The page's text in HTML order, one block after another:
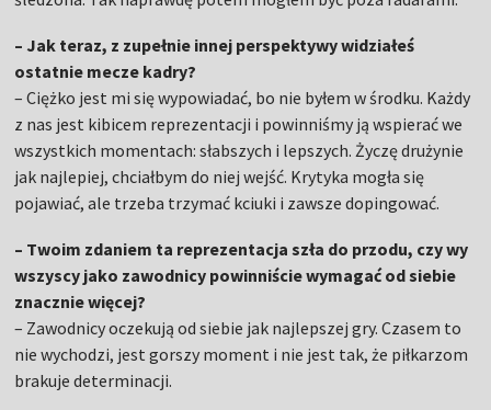
– Jak teraz, z zupełnie innej perspektywy widziałeś
ostatnie mecze kadry?
– Ciężko jest mi się wypowiadać, bo nie byłem w środku. Każdy
z nas jest kibicem reprezentacji i powinniśmy ją wspierać we
wszystkich momentach: słabszych i lepszych. Życzę drużynie
jak najlepiej, chciałbym do niej wejść. Krytyka mogła się
pojawiać, ale trzeba trzymać kciuki i zawsze dopingować.
– Twoim zdaniem ta reprezentacja szła do przodu, czy wy
wszyscy jako zawodnicy powinniście wymagać od siebie
znacznie więcej?
– Zawodnicy oczekują od siebie jak najlepszej gry. Czasem to
nie wychodzi, jest gorszy moment i nie jest tak, że piłkarzom
brakuje determinacji.